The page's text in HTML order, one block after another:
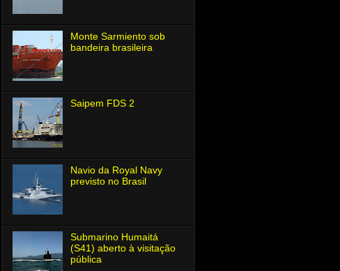
Monte Sarmiento sob
bandeira brasileira
Saipem FDS 2
Navio da Royal Navy
previsto no Brasil
Submarino Humaitá
(S41) aberto à visitação
pública